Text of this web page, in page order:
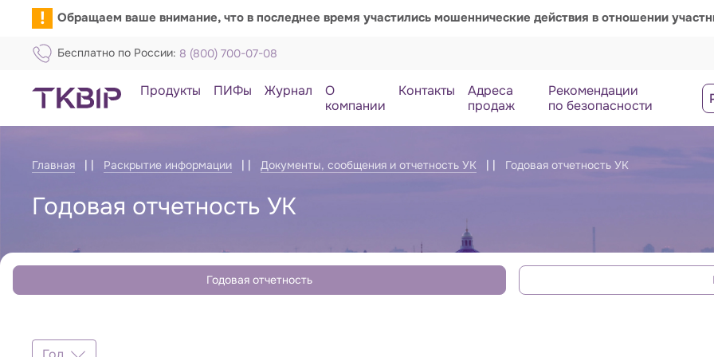
! Обращаем ваше внимание, что в последнее время участились мошеннические действия в отношении
Бесплатно по России: 8 (800) 700-07-08
Продукты ПИФы Журнал
О
компании
Контакты
Адреса
продаж
Рекомендации
по безопасности
Главная Раскрытие информации Документы, сообщения и отчетность УК Годовая отчетность УК
Годовая отчетность УК
Годовая отчетность
Отчёты